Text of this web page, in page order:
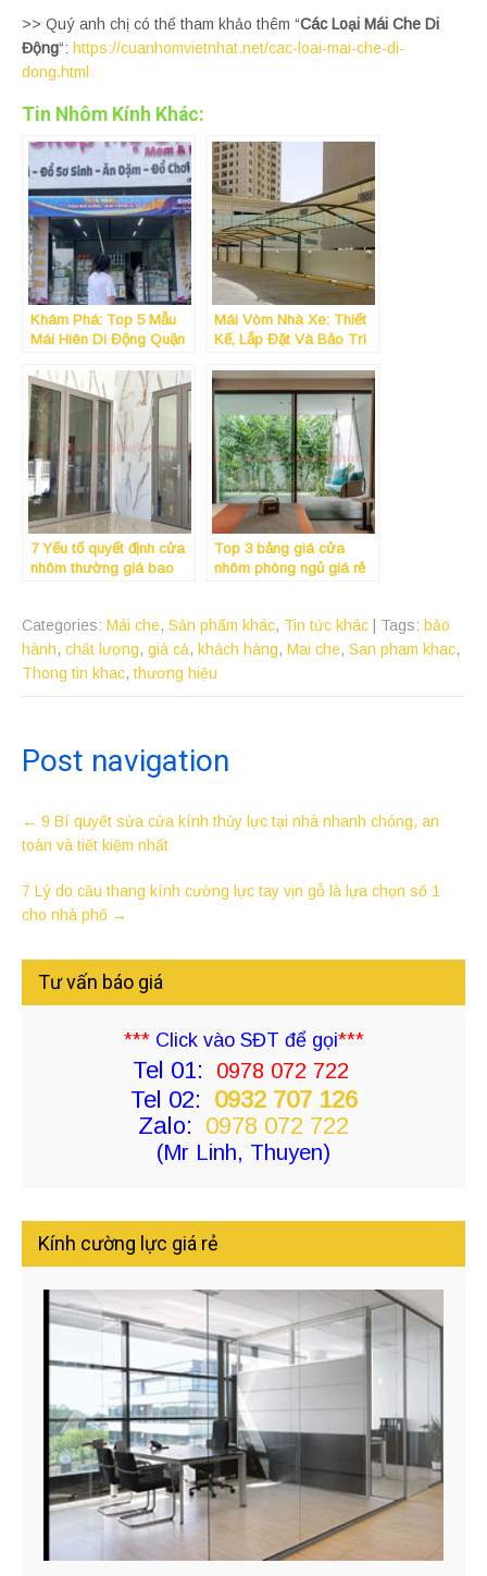
>> Quý anh chị có thể tham khảo thêm “Các Loại Mái Che Di
Động“: https://cuanhomvietnhat.net/cac-loai-mai-che-di-
dong.html
Tin Nhôm Kính Khác:
Khám Phá: Top 5 Mẫu
Mái Hiên Di Động Quận
1 Năm 2025 – Phải Xem!
Mái Vòm Nhà Xe: Thiết
Kế, Lắp Đặt Và Bảo Trì
7 Yếu tố quyết định cửa
nhôm thường giá bao
Top 3 bảng giá cửa
nhôm phòng ngủ giá rẻ
Categories: Mái che, Sản phẩm khác, Tin tức khác | Tags: bảo
hành, chất lượng, giá cả, khách hàng, Mai che, San pham khac,
Thong tin khac, thương hiệu
Post navigation
← 9 Bí quyết sửa cửa kính thủy lực tại nhà nhanh chóng, an
toàn và tiết kiệm nhất
7 Lý do cầu thang kính cường lực tay vịn gỗ là lựa chọn số 1
cho nhà phố →
Tư vấn báo giá
***Click vào SĐT để gọi***
Tel 01: 0978 072 722
Tel 02: 0932 707 126
Zalo: 0978 072 722
(Mr Linh, Thuyen)
Kính cường lực giá rẻ